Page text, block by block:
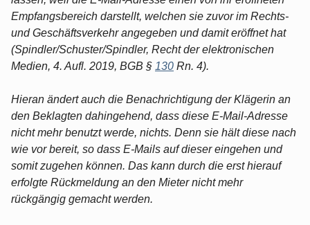
Empfangsbereich darstellt, welchen sie zuvor im Rechts-
und Geschäftsverkehr angegeben und damit eröffnet hat
(Spindler/Schuster/Spindler, Recht der elektronischen
Medien, 4. Aufl. 2019, BGB § 130 Rn. 4).
Hieran ändert auch die Benachrichtigung der Klägerin an
den Beklagten dahingehend, dass diese E-Mail-Adresse
nicht mehr benutzt werde, nichts. Denn sie hält diese nach
wie vor bereit, so dass E-Mails auf dieser eingehen und
somit zugehen können. Das kann durch die erst hierauf
erfolgte Rückmeldung an den Mieter nicht mehr
rückgängig gemacht werden.